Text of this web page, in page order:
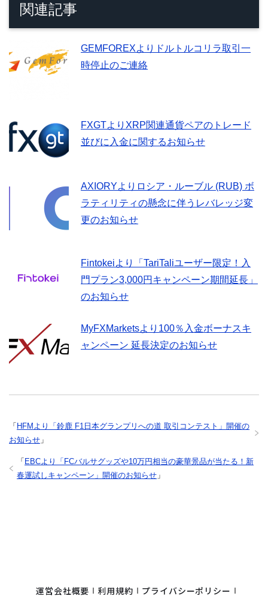
関連記事
GEMFOREXよりドルトルコリラ取引一
時停止のご連絡
FXGTよりXRP関連通貨ペアのトレード
並びに入金に関するお知らせ
AXIORYよりロシア・ルーブル (RUB) ボ
ラティリティの懸念に伴うレバレッジ変
更のお知らせ
Fintokeiより「TariTaliユーザー限定！入
門プラン3,000円キャンペーン期間延長」
のお知らせ
MyFXMarketsより100％入金ボーナスキ
ャンペーン 延長決定のお知らせ
「 HFMより「鈴鹿 F1日本グランプリへの道 取引コンテスト」開催の
お知らせ 」
「 EBCより「FCバルサグッズや10万円相当の豪華景品が当たる！新
春運試しキャンペーン」開催のお知らせ 」
運営会社概要 利用規約
プライバシーポリシー